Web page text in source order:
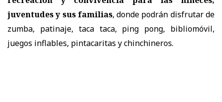
juventudes y sus familias, donde podrán disfrutar de
zumba, patinaje, taca taca, ping pong, bibliomóvil,
juegos inflables, pintacaritas y chinchineros.